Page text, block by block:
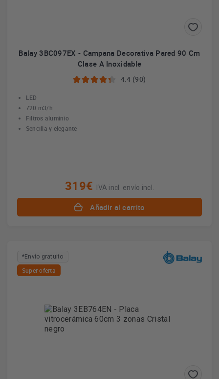
Balay 3BC097EX - Campana Decorativa Pared 90 Cm
Clase A Inoxidable
4.4 (90)
LED
720 m3/h
Filtros aluminio
Sencilla y elegante
319€ IVA incl. envío incl.
Añadir al carrito
*Envío gratuito
Super oferta